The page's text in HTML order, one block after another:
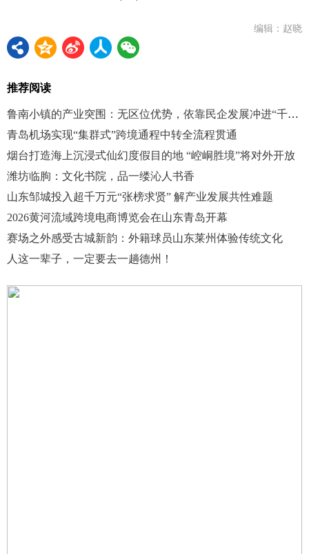
编辑：赵晓
推荐阅读
鲁南小镇的产业突围：无区位优势，依靠民企发展冲进“千强镇”
青岛机场实现“集群式”跨境通程中转全流程贯通
烟台打造海上沉浸式仙幻度假目的地 “崆峒胜境”将对外开放
潍坊临朐：文化书院，品一缕沁人书香
山东邹城投入超千万元“张榜求贤” 解产业发展共性难题
2026黄河流域跨境电商博览会在山东青岛开幕
赛场之外感受古城新韵：外籍球员山东莱州体验传统文化
人这一辈子，一定要去一趟德州！